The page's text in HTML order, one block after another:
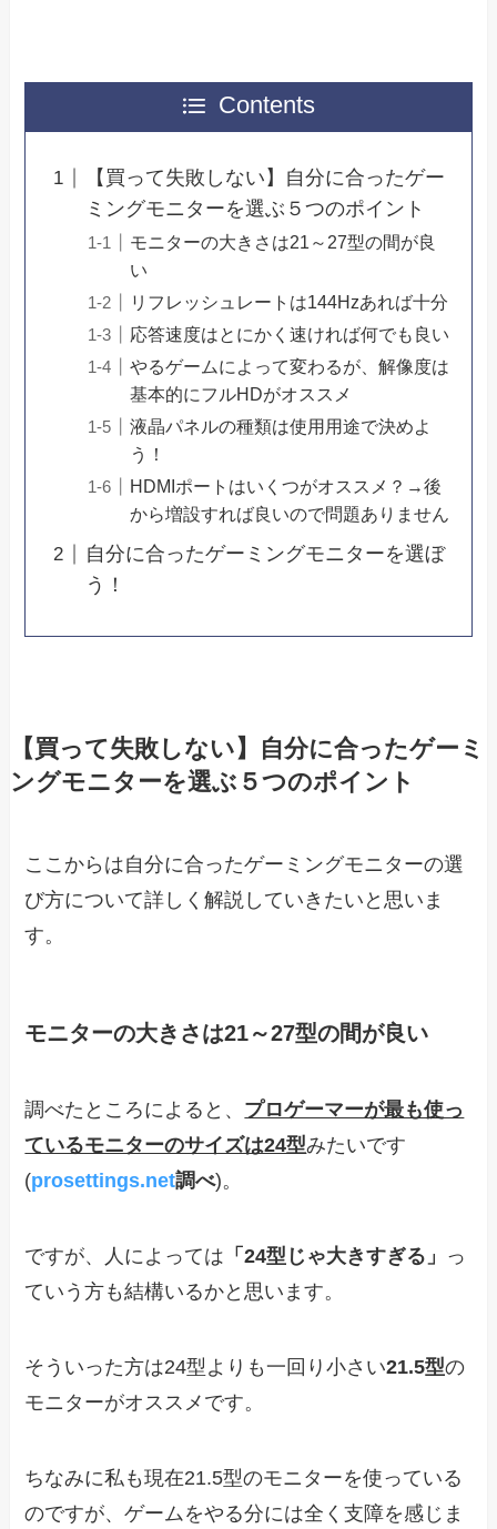
Contents
【買って失敗しない】自分に合ったゲー
ミングモニターを選ぶ５つのポイント
モニターの大きさは21～27型の間が良
い
リフレッシュレートは144Hzあれば十分
応答速度はとにかく速ければ何でも良い
やるゲームによって変わるが、解像度は
基本的にフルHDがオススメ
液晶パネルの種類は使用用途で決めよ
う！
HDMIポートはいくつがオススメ？→後
から増設すれば良いので問題ありません
自分に合ったゲーミングモニターを選ぼ
う！
【買って失敗しない】自分に合ったゲーミ
ングモニターを選ぶ５つのポイント
ここからは自分に合ったゲーミングモニターの選
び方について詳しく解説していきたいと思いま
す。
モニターの大きさは21～27型の間が良い
調べたところによると、 プロゲーマーが最も使っ
ているモニターのサイズは24型みたいです
(prosettings.net調べ)。
ですが、人によっては 「24型じゃ大きすぎる」 っ
ていう方も結構いるかと思います。
そういった方は24型よりも一回り小さい21.5型の
モニターがオススメです。
ちなみに私も現在21.5型のモニターを使っている
のですが、ゲームをやる分には全く支障を感じま